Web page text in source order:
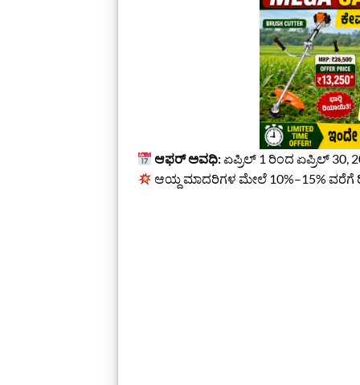
ಆಫರ್ ಅವಧಿ:ಏಪ್ರಿಲ್ 1 ರಿಂದ ಏಪ್ರಿಲ್ 30,
ಆಯ್ದ ಮಾದರಿಗಳ ಮೇಲೆ 10%–15%